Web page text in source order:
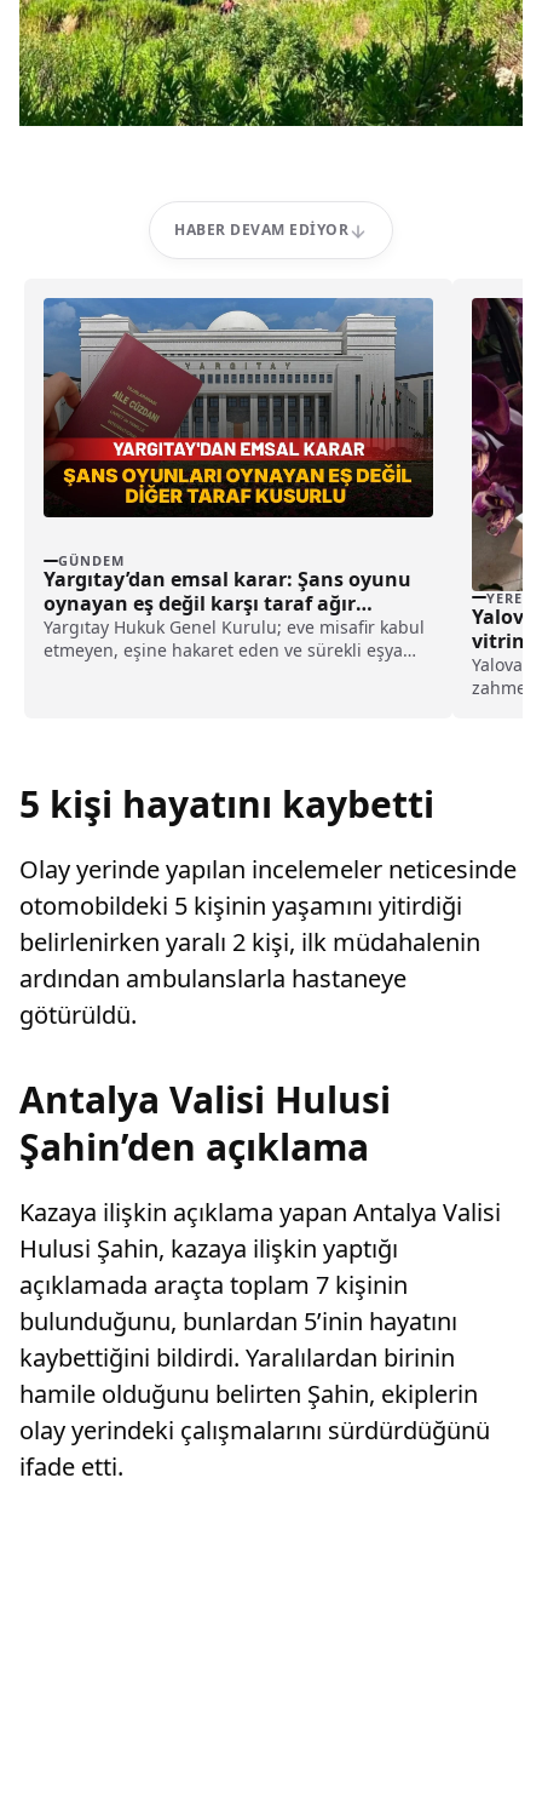
HABER DEVAM EDIYOR
GÜNDEM
Yargıtay’dan emsal karar: Şans oyunu
oynayan eş değil karşı taraf ağır
kusurlu sayıldı
Yargıtay Hukuk Genel Kurulu; eve misafir kabul
etmeyen, eşine hakaret eden ve sürekli eşya
YEREL
5 kişi hayatını kaybetti
Olay yerinde yapılan incelemeler neticesinde
otomobildeki 5 kişinin yaşamını yitirdiği
belirlenirken yaralı 2 kişi, ilk müdahalenin
ardından ambulanslarla hastaneye
götürüldü.
Antalya Valisi Hulusi
Şahin’den açıklama
Kazaya ilişkin açıklama yapan Antalya Valisi
Hulusi Şahin, kazaya ilişkin yaptığı
açıklamada araçta toplam 7 kişinin
bulunduğunu, bunlardan 5’inin hayatını
kaybettiğini bildirdi. Yaralılardan birinin
hamile olduğunu belirten Şahin, ekiplerin
olay yerindeki çalışmalarını sürdürdüğünü
ifade etti.